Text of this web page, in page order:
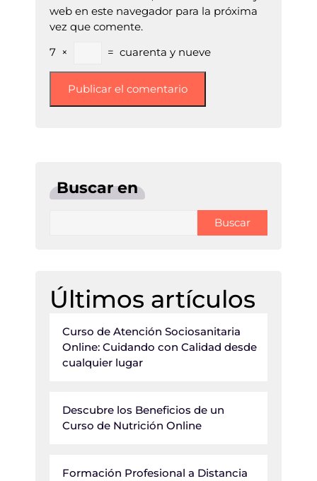
web en este navegador para la próxima
vez que comente.
7 × = cuarenta y nueve
Buscar en
Buscar
Últimos artículos
Curso de Atención Sociosanitaria
Online: Cuidando con Calidad desde
cualquier lugar
Descubre los Beneficios de un
Curso de Nutrición Online
Formación Profesional a Distancia